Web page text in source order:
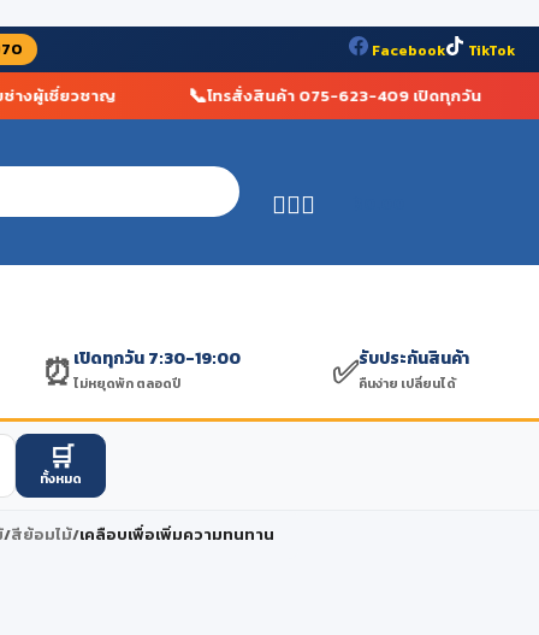
Facebook TikTok
ผู้เชี่ยวชาญ โทรสั่งสินค้า 075-623-409 เปิดทุกวัน
⏰เปิดทุกวัน 7:30-19:00
ไม่หยุดพัก ตลอดปี ✅รับประกันสินค้า
คืนง่าย เปลี่ยนได้
🛒
ทั้งหมด
/สีย้อมไม้/เคลือบเพื่อเพิ่มความทนทาน